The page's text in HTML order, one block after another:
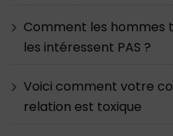
Comment les hommes
les intéressent PAS ?
Voici comment votre
relation est toxique